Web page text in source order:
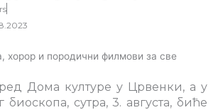
Дома културе у Црвенки, а у
сутра, 3. августа, биће